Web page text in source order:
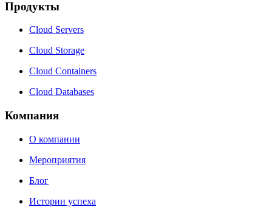
Продукты
Cloud Servers
Cloud Storage
Cloud Containers
Cloud Databases
Компания
О компании
Мероприятия
Блог
Истории успеха